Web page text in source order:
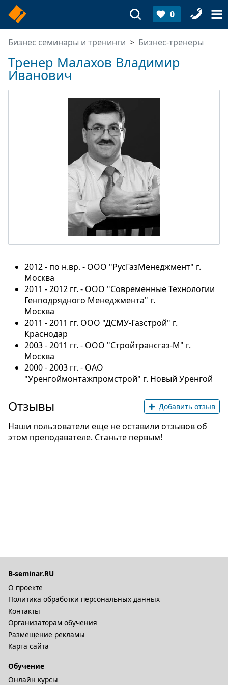
0
Бизнес семинары и тренинги Бизнес-тренеры
Тренер Малахов Владимир
Иванович
2012 - по н.вр. - ООО "РусГазМенеджмент" г.
Москва
2011 - 2012 гг. - ООО "Современные Технологии
Генподрядного Менеджмента" г.
Москва
2011 - 2011 гг. ООО "ДСМУ-Газстрой" г.
Краснодар
2003 - 2011 гг. - ООО "Стройтрансгаз-М" г.
Москва
2000 - 2003 гг. - ОАО
"Уренгоймонтажпромстрой" г. Новый Уренгой
Отзывы Добавить отзыв
Наши пользователи еще не оставили отзывов об
этом преподавателе. Станьте первым!
B-seminar.RU
О проекте
Политика обработки персональных данных
Контакты
Организаторам обучения
Размещение рекламы
Карта сайта
Обучение
Онлайн курсы